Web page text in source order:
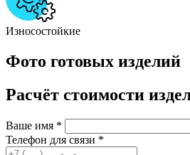
Износостойкие
Фото готовых изделий
Расчёт стоимости
Ваше имя *
Телефон для связи *